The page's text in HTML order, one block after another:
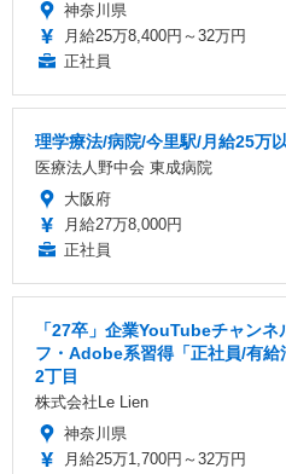
神奈川県
月給25万8,400円～32万円
正社員
理学療法/病院/今里駅/月給25万
医療法人野中会 東成病院
大阪府
月給27万8,000円
正社員
「27卒」企業YouTubeチャン
フ・Adobe系習得「正社員/有
2丁目
株式会社Le Lien
神奈川県
月給25万1,700円～32万円